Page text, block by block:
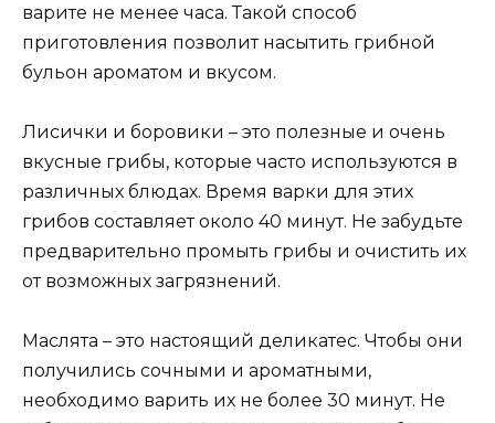
варите не менее часа. Такой способ
приготовления позволит насытить грибной
бульон ароматом и вкусом.
Лисички и боровики – это полезные и очень
вкусные грибы, которые часто используются в
различных блюдах. Время варки для этих
грибов составляет около 40 минут. Не забудьте
предварительно промыть грибы и очистить их
от возможных загрязнений.
Маслята – это настоящий деликатес. Чтобы они
получились сочными и ароматными,
необходимо варить их не более 30 минут. Не